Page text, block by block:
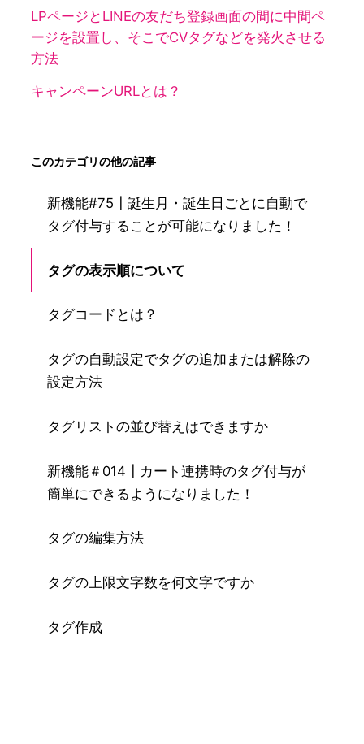
LPページとLINEの友だち登録画面の間に中間ペ
ージを設置し、そこでCVタグなどを発火させる
方法
キャンペーンURLとは？
このカテゴリの他の記事
新機能#75┃誕生月・誕生日ごとに自動で
タグ付与することが可能になりました！
タグの表示順について
タグコードとは？
タグの自動設定でタグの追加または解除の
設定方法
タグリストの並び替えはできますか
新機能＃014┃カート連携時のタグ付与が
簡単にできるようになりました！
タグの編集方法
タグの上限文字数を何文字ですか
タグ作成